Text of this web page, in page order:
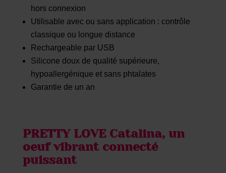
hors connexion
Utilisable avec ou sans application : contrôle
classique ou longue distance
Rechargeable par USB
Silicone doux de qualité supérieure,
hypoallergénique et sans phtalates
Garantie de un an
PRETTY LOVE Catalina, un
oeuf vibrant connecté
puissant